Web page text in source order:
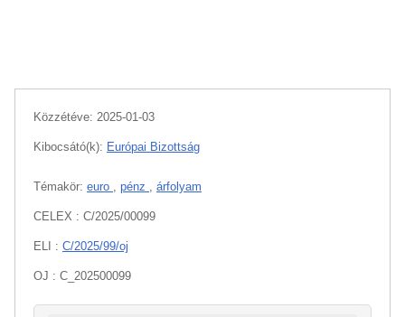
Közzétéve: 2025-01-03
Kibocsátó(k): Európai Bizottság
Témakör: euro pénz árfolyam
CELEX : C/2025/00099
ELI : C/2025/99/oj
OJ : C_202500099